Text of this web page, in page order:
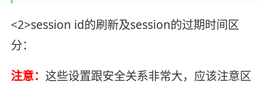
<2>session id的刷新及session的过期时间区
分：
注意： 这些设置跟安全关系非常大，应该注意区